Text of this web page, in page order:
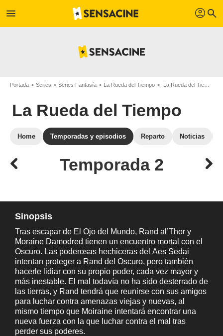
menu profil search
Portada Series Series Fantasía La Rueda del Tiempo La Rueda del Tiempo: episodios de la temporada 2
La Rueda del Tiempo
Home Temporadas y episodios Reparto Noticias
Temporada 2
Sinopsis
Tras escapar de El Ojo del Mundo, Rand al’Thor y
Moraine Damodred tienen un encuentro mortal con el
Oscuro. Las poderosas hechiceras del Aes Sedai
intentan proteger a Rand del Oscuro, pero también
hacerle lidiar con su propio poder, cada vez mayor y
más inestable. El mal todavía no ha sido desterrado de
las tierras, y Rand tendrá que reunirse con sus amigos
para luchar contra amenazas viejas y nuevas, al
mismo tiempo que Moiraine intentará encontrar una
nueva fuerza con la que luchar contra el mal tras
perder sus poderes.